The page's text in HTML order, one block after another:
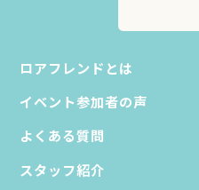
ロアフレンドとは
イベント参加者の声
よくある質問
スタッフ紹介